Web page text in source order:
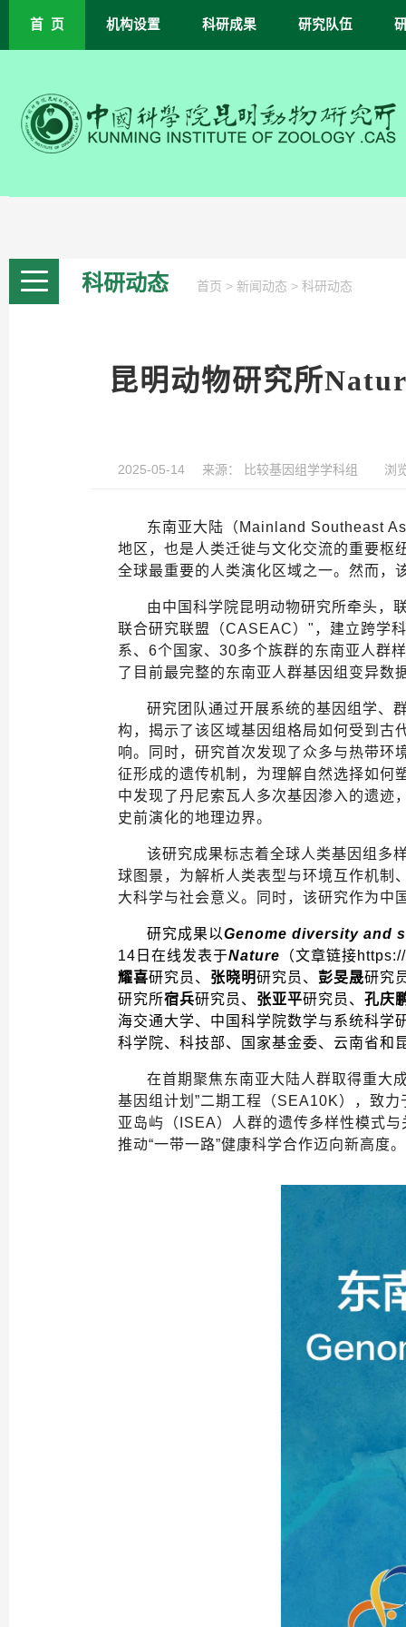
首 页 机构设置 科研成果 研究队伍
科研动态 首页 > 新闻动态 > 科研动态
昆明动物研究所
2025-05-14 来源： 比较基因组学学科组 浏
东南亚大陆（ Mainland Southeast
地区，也是人类迁徙与文化交流的重要枢
全球最重要的人类演化区域之一。然而，
由中国科学院昆明动物研究所牵头，
联合研究联盟（CASEAC） " ，建立跨学
系、 6个国家、 30多个族群的东南亚人群
了目前最完整的东南亚人群基因组变异数
研究团队通过开展系统的基因组学、
构，揭示了该区域基因组格局如何受到古
响。同时，研究首次发现了众多与热带环
征形成的遗传机制，为理解自然选择如何
中发现了丹尼索瓦人多次基因渗入的遗迹
史前演化的地理边界。
该研究成果标志着全球人类基因组多
球图景，为解析人类表型与环境互作机制
大科学与社会意义。同时，该研究作为中
研究成果以Genome diversity and
14 日在线发表于Nature （文章链接
耀喜研究员、 张晓明研究员、 彭旻晟研究
研究所宿兵研究员、 张亚平研究员、 孔庆
海交通大学、中国科学院数学与系统科学
科学院、科技部、国家基金委、云南省和
在首期聚焦东南亚大陆人群取得重大
基因组计划 ”二期工程（SEA10K），致力
亚岛屿（ ISEA）人群的遗传多样性模式
推动“一带一路”健康科学合作迈向新高度。